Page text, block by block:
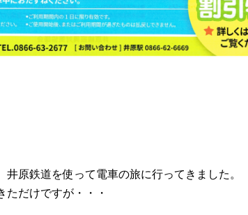
原鉄道を使って電車の旅に行ってきました。
ただけですが・・・